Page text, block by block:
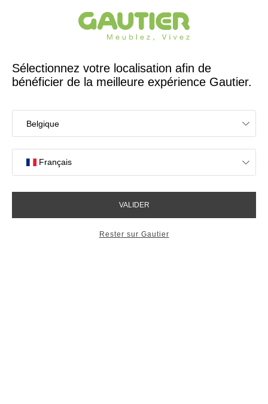
Créateur et fabricant français depuis 65 ans
Accueil Chambre Matelas et sommiers